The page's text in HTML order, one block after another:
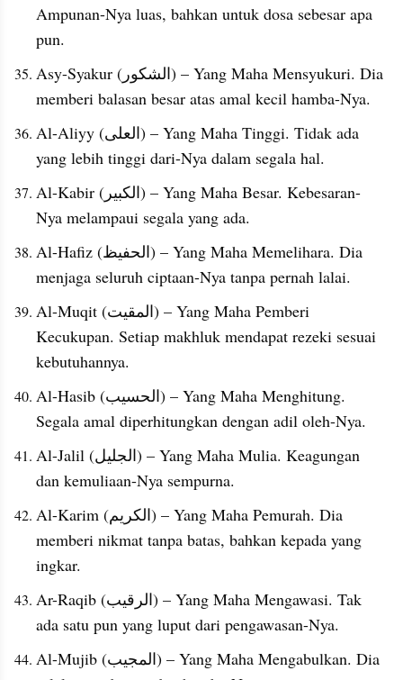
Ampunan-Nya luas, bahkan untuk dosa sebesar apa
pun.
Asy-Syakur (الشكور) – Yang Maha Mensyukuri. Dia
memberi balasan besar atas amal kecil hamba-Nya.
Al-Aliyy (العلى) – Yang Maha Tinggi. Tidak ada
yang lebih tinggi dari-Nya dalam segala hal.
Al-Kabir (الكبير) – Yang Maha Besar. Kebesaran-
Nya melampaui segala yang ada.
Al-Hafiz (الحفيظ) – Yang Maha Memelihara. Dia
menjaga seluruh ciptaan-Nya tanpa pernah lalai.
Al-Muqit (المقيت) – Yang Maha Pemberi
Kecukupan. Setiap makhluk mendapat rezeki sesuai
kebutuhannya.
Al-Hasib (الحسيب) – Yang Maha Menghitung.
Segala amal diperhitungkan dengan adil oleh-Nya.
Al-Jalil (الجليل) – Yang Maha Mulia. Keagungan
dan kemuliaan-Nya sempurna.
Al-Karim (الكريم) – Yang Maha Pemurah. Dia
memberi nikmat tanpa batas, bahkan kepada yang
ingkar.
Ar-Raqib (الرقيب) – Yang Maha Mengawasi. Tak
ada satu pun yang luput dari pengawasan-Nya.
Al-Mujib (المجيب) – Yang Maha Mengabulkan. Dia